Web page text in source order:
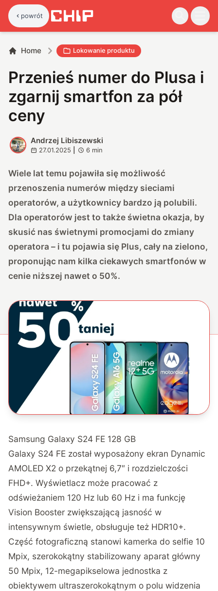
powrót
Home Lokowanie produktu
Przenieś numer do Plusa i
zgarnij smartfon za pół
ceny
A
Andrzej Libiszewski
27.01.2025 6 min
Wiele lat temu pojawiła się możliwość
przenoszenia numerów między sieciami
operatorów, a użytkownicy bardzo ją polubili.
Dla operatorów jest to także świetna okazja, by
skusić nas świetnymi promocjami do zmiany
operatora – i tu pojawia się Plus, cały na zielono,
proponując nam kilka ciekawych smartfonów w
cenie niższej nawet o 50%.
Samsung Galaxy S24 FE 128 GB
Galaxy S24 FE został wyposażony ekran Dynamic
AMOLED X2 o przekątnej 6,7″ i rozdzielczości
FHD+. Wyświetlacz może pracować z
odświeżaniem 120 Hz lub 60 Hz i ma funkcję
Vision Booster zwiększającą jasność w
intensywnym świetle, obsługuje też HDR10+.
Część fotograficzną stanowi kamerka do selfie 10
Mpix, szerokokątny stabilizowany aparat główny
50 Mpix, 12-megapikselowa jednostka z
obiektywem ultraszerokokątnym o polu widzenia